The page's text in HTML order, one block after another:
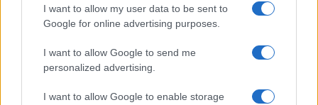
I want to allow my user data to be sent to
Google for online advertising purposes.
I want to allow Google to send me
personalized advertising.
I want to allow Google to enable storage
Salmo finisce in ospedale a Catania, ma il tour
Jovanotti, Gabry Ponte e Alfa: Olbia ombelico del
mondo per una notte